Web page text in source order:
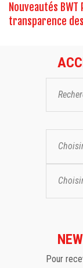
Nouveautés
transparence
Pour